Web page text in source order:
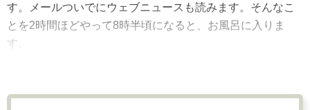
す。メールついでにウェブニュースも読みます。そんなこ
とを2時間ほどやって8時半頃になると、お風呂に入りま
す。